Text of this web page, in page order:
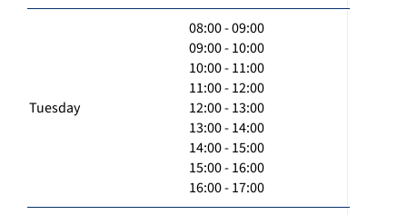
Tuesday
08:00 - 09:00
09:00 - 10:00
10:00 - 11:00
11:00 - 12:00
12:00 - 13:00
13:00 - 14:00
14:00 - 15:00
15:00 - 16:00
16:00 - 17:00